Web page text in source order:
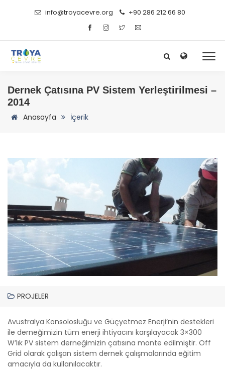
info@troyacevre.org +90 286 212 66 80
Dernek Çatısına PV Sistem Yerleştirilmesi –
2014
Anasayfa İçerik
PROJELER
Avustralya Konsolosluğu ve Güçyetmez Enerji’nin destekleri
ile derneğimizin tüm enerji ihtiyacını karşılayacak 3×300
W’lık PV sistem derneğimizin çatısına monte edilmiştir. Off
Grid olarak çalışan sistem dernek çalışmalarında eğitim
amacıyla da kullanılacaktır.